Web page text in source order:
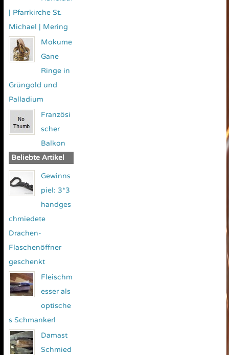
| Pfarrkirche St.
Michael | Mering
Mokume
Gane
Ringe in
Grüngold und
Palladium
Französi
scher
Balkon
Beliebte Artikel
Gewinns
piel: 3*3
handges
chmiedete
Drachen-
Flaschenöffner
geschenkt
Fleischm
esser als
optische
s Schmankerl
Damast
Schmied